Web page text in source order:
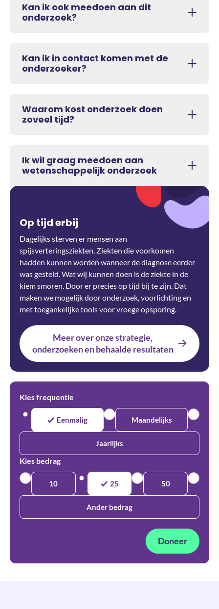
Kan ik ook meedoen aan dit
onderzoek?
Kan ik in contact komen met de
onderzoeker?
Waarom kost onderzoek doen
zoveel tijd?
Ik wil graag meedoen aan
wetenschappelijk onderzoek
Op tijd erbij
Dagelijks sterven er mensen aan
spijsverteringsziekten. Ziekten die voorkomen
hadden kunnen worden wanneer de diagnose eerder
was gesteld. Wat wij kunnen doen is de ziekte in de
kiem smoren. Door er precies op tijd bij te zijn. Dat
maken we mogelijk door onderzoek, voorlichting en
met toegankelijke tools voor vroege opsporing.
Meer over onze strategie,
onderzoeken en behaalde resultaten
Kies frequentie
Eenmalig Maandelijks
Jaarlijks
Kies bedrag
10 25 50
Ander bedrag
Doneer